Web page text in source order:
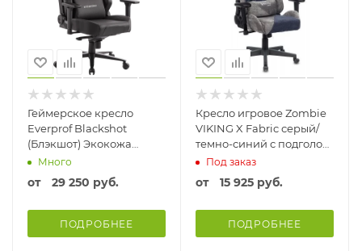
Геймерское кресло
Everprof Blackshot
(Блэкшот) Экокожа
Черный
Много
от 29 250 руб.
ПОДРОБНЕЕ
Кресло игровое Zombie
VIKING X Fabric серый/
темно-синий с подголов.
крестовина пластик
Под заказ
от 15 925 руб.
ПОДРОБНЕЕ